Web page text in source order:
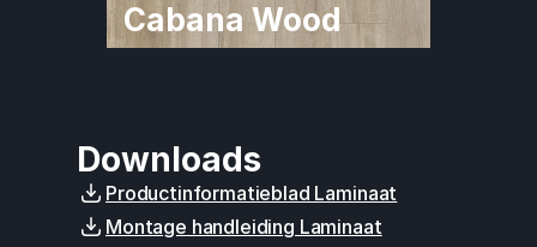
Cabana Wood
Downloads
Productinformatieblad Laminaat
Montage handleiding Laminaat